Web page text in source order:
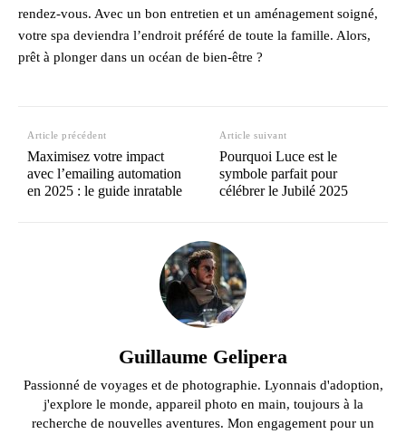
rendez-vous. Avec un bon entretien et un aménagement soigné,
votre spa deviendra l’endroit préféré de toute la famille. Alors,
prêt à plonger dans un océan de bien-être ?
Article précédent
Maximisez votre impact
avec l’emailing automation
en 2025 : le guide inratable
Article suivant
Pourquoi Luce est le
symbole parfait pour
célébrer le Jubilé 2025
Guillaume Gelipera
Passionné de voyages et de photographie. Lyonnais d'adoption,
j'explore le monde, appareil photo en main, toujours à la
recherche de nouvelles aventures. Mon engagement pour un